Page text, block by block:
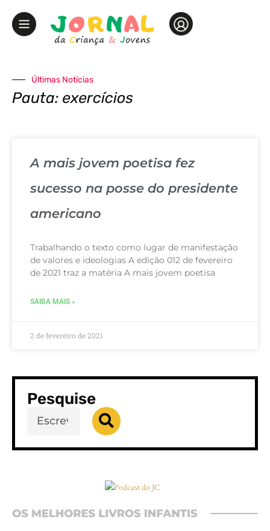
Últimas Notícias
Pauta: exercícios
A mais jovem poetisa fez
sucesso na posse do presidente
americano
Trabalhando o texto como lugar de manifestação
de valores e ideologias A edição 012 de fevereiro
de 2021 traz a matéria A mais jovem poetisa
SAIBA MAIS »
2 de fevereiro de 2021
Pesquise